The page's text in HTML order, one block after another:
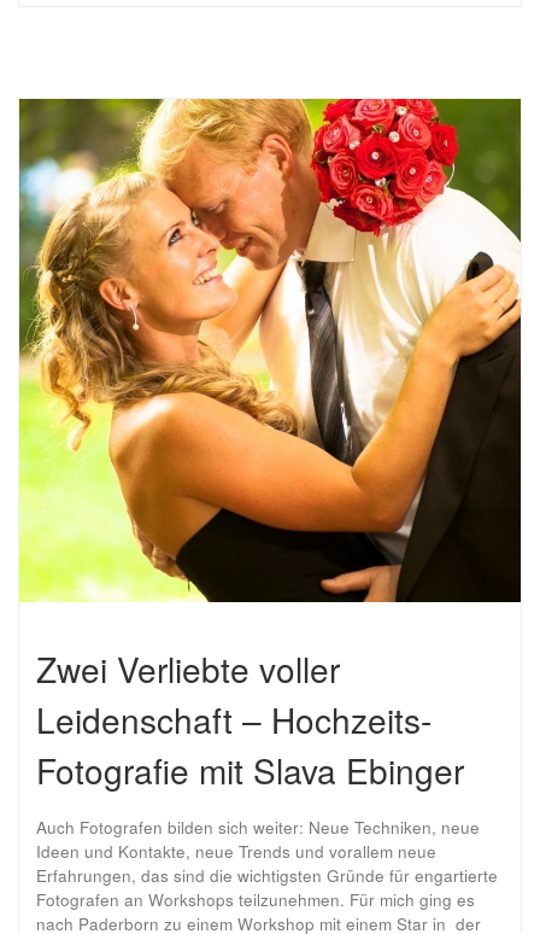
Zwei Verliebte voller
Leidenschaft – Hochzeits-
Fotografie mit Slava Ebinger
Auch Fotografen bilden sich weiter: Neue Techniken, neue
Ideen und Kontakte, neue Trends und vorallem neue
Erfahrungen, das sind die wichtigsten Gründe für engartierte
Fotografen an Workshops teilzunehmen. Für mich ging es
nach Paderborn zu einem Workshop mit einem Star in der